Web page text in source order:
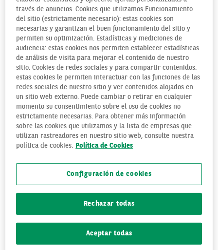
La trasmisión de empresa puede abarcar desde la
trasmisiónmortis causaa la trasmisióninter vivos
Trataremos de centrarnos en esta última, ya que
normalmente la trasmisiónmortis causasuele ser más
habitual entre causante y heredero y, por ello, asunto de
herencias, asunto que merecería otro artículo por su
complejidad y extensión.
La transmisión de empresa comprende laenajenación, por
título oneroso o lucrativo, del conjunto organizado de
elementos en funcionamiento que constituyen la empresa,
con traslado de la totalidad de relaciones jurídicas que tiene
contraídas, y asunción de cuantas obligaciones accesorias
bienes que integran su patrimonio
crédito, derechos de propiedad industrial, así como la
marca y nombre comercial, bienes inmuebles, relaciones
jurídicas y laborales, con sus empleados. Por otro lado están
través de anuncios. Cookies que utilizamos Funcionamiento
del sitio (estrictamente necesario): estas cookies son
necesarias y garantizan el buen funcionamiento del sitio y
permiten su optimización. Estadísticas y mediciones de
audiencia: estas cookies nos permiten establecer estadísticas
de análisis de visita para mejorar el contenido de nuestro
sitio. Cookies de redes sociales y para compartir contenidos:
estas cookies le permiten interactuar con las funciones de las
redes sociales de nuestro sitio y ver contenidos alojados en
un sitio web externo. Puede cambiar o retirar en cualquier
momento su consentimiento sobre el uso de cookies no
estrictamente necesarias. Para obtener más información
sobre las cookies que utilizamos y la lista de empresas que
utilizan rastreadores en nuestro sitio web, consulte nuestra
política de cookies:
Política de Cookies
Configuración de cookies
Rechazar todas
Aceptar todas